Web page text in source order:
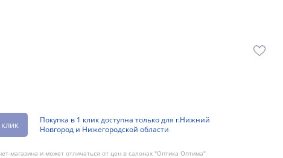
Покупка в 1 клик доступна только для г.Нижний
Новгород и Нижегородской области
магазина и может отличаться от цен в салонах "Оптика Оптима"